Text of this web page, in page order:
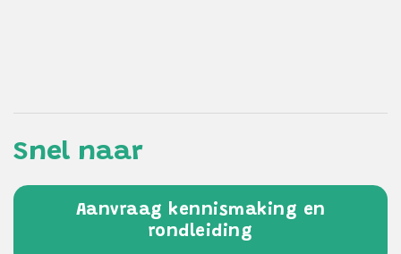
Snel naar
Aanvraag kennismaking en
rondleiding